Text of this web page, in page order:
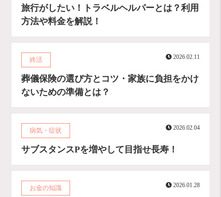
旅行がしたい！トラベルヘルパーとは？利用
方法や料金を解説！
終活 2026.02.11
葬儀保険の選び方とコツ・家族に負担をかけ
ないための準備とは？
病気・症状 2026.02.04
サブスタンスPを増やして目指せ長寿！
お金の知識 2026.01.28